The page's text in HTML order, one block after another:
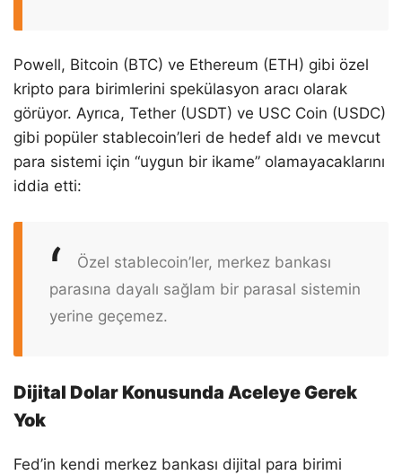
Powell, Bitcoin (BTC) ve Ethereum (ETH) gibi özel
kripto para birimlerini spekülasyon aracı olarak
görüyor. Ayrıca, Tether (USDT) ve USC Coin (USDC)
gibi popüler stablecoin’leri de hedef aldı ve mevcut
para sistemi için “uygun bir ikame” olamayacaklarını
iddia etti:
Özel stablecoin’ler, merkez bankası
parasına dayalı sağlam bir parasal sistemin
yerine geçemez.
Dijital Dolar Konusunda Aceleye Gerek
Yok
Fed’in kendi merkez bankası dijital para birimi